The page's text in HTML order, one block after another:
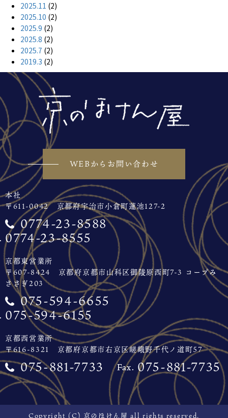
2025.11 (2)
2025.10 (2)
2025.9 (2)
2025.8 (2)
2025.7 (2)
2019.3 (2)
WEBからお問い合わせ
本社
〒611-0042 京都府宇治市小倉町蓮池127-2
0774-23-8588
0774-23-8555
京都東営業所
〒607-8424 京都府京都市山科区御陵原西町7-3 コープみ
ささぎ203
075-594-6655
075-594-6155
京都西営業所
〒616-8321 京都府京都市右京区嵯峨野千代ノ道町57
075-881-7733 075-881-7735
Copyright (C) 京のほけん屋 all rights reserved.